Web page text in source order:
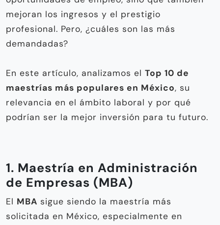
mejoran los ingresos y el prestigio
profesional. Pero, ¿cuáles son las más
demandadas?
En este artículo, analizamos el Top 10 de
maestrías más populares en México, su
relevancia en el ámbito laboral y por qué
podrían ser la mejor inversión para tu futuro.
1. Maestría en Administración
de Empresas (MBA)
El MBA sigue siendo la maestría más
solicitada en México, especialmente en